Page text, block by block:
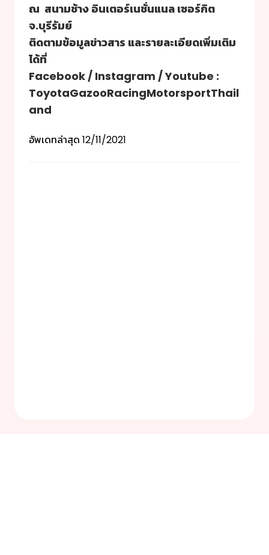
ณ สนามช้าง อินเตอร์เนชั่นแนล เซอร์กิต
จ.บุรีรัมย์
ติดตามข้อมูลข่าวสาร และรายละเอียดเพิ่มเติม
ได้ที่
Facebook / Instagram / Youtube :
ToyotaGazooRacingMotorsportThail
and
อัพเดทล่าสุด 12/11/2021